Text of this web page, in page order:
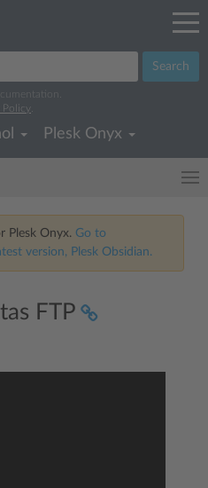
Search
Policy
Plesk Onyx
Plesk Onyx. Go to
version, Plesk Obsidian.
FTP